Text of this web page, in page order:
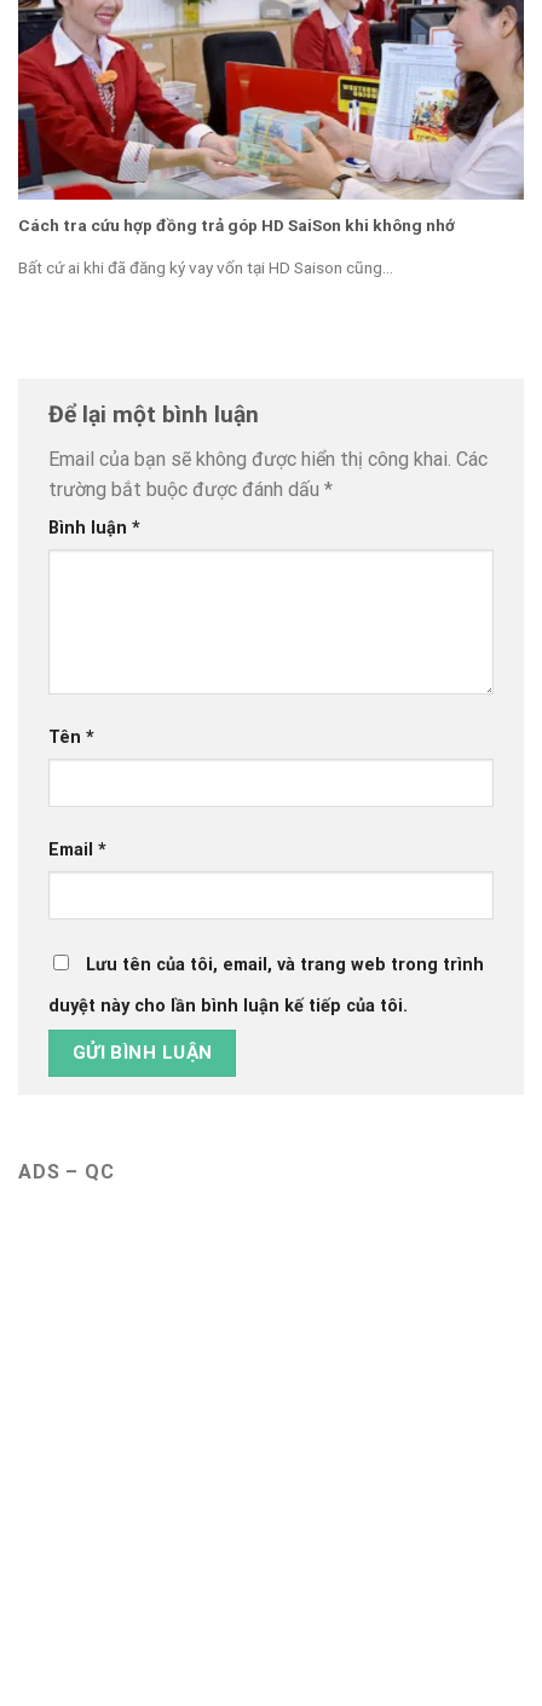
Cách tra cứu hợp đồng trả góp HD SaiSon khi không nhớ
Bất cứ ai khi đã đăng ký vay vốn tại HD Saison cũng...
Để lại một bình luận
Email của bạn sẽ không được hiển thị công khai. Các
trường bắt buộc được đánh dấu *
Bình luận *
Tên *
Email *
Lưu tên của tôi, email, và trang web trong trình
duyệt này cho lần bình luận kế tiếp của tôi.
ADS – QC